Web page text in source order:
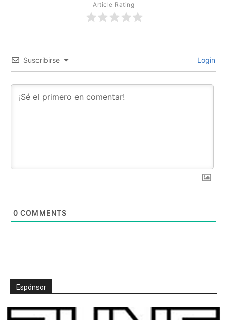
Article Rating
Suscribirse Login
0 COMMENTS
Espónsor